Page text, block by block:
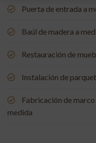
Puerta de entrada a
Baúl de madera a
Restauración de
Instalación de
Fabricación de
medida